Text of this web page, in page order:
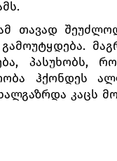
თავად
პასუხობს,
ჰქონდეს
კაცს